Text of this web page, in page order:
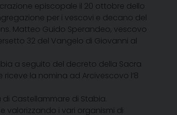
episcopale il 20 ottobre dello
per i vescovi e decano del
Matteo Guido Sperandeo, vescovo
32 del Vangelo di Giovanni al
a seguito del decreto della Sacra
la nomina ad Arcivescovo l’8
Castellammare di Stabia.
valorizzando i vari organismi di